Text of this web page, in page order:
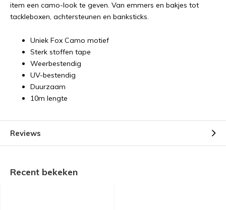
item een camo-look te geven. Van emmers en bakjes tot
tackleboxen, achtersteunen en banksticks.
Uniek Fox Camo motief
Sterk stoffen tape
Weerbestendig
UV-bestendig
Duurzaam
10m lengte
Reviews
Recent bekeken